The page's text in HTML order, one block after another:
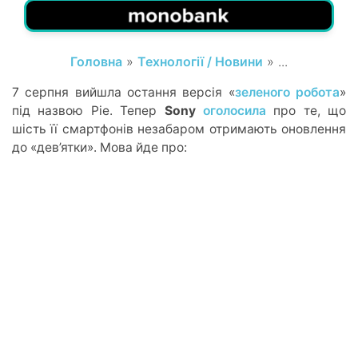
Головна » Технології / Новини » ...
7 серпня вийшла остання версія «зеленого робота»
під назвою Pie. Тепер Sony оголосила про те, що
шість її смартфонів незабаром отримають оновлення
до «дев’ятки». Мова йде про: